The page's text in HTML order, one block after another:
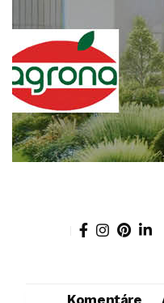
Komentáre